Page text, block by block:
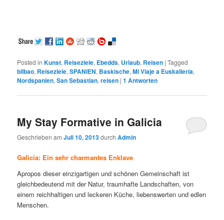
Posted in Kunst, Reiseziele, Ebedds, Urlaub, Reisen |Tagged
bilbao, Reiseziele,SPANIEN, Baskische,Mi Viaje a Euskalleria,
Nordspanien,San Sebastian,reisen |1 Antworten
My Stay Formative in Galicia
Geschrieben amJuli 10, 2013durchAdmin
Galicia: Ein sehr charmantes Enklave
Apropos dieser einzigartigen und schönen Gemeinschaft ist
gleichbedeutend mit der Natur, traumhafte Landschaften, von
einem reichhaltigen und leckeren Küche, liebenswerten und edlen
Menschen.